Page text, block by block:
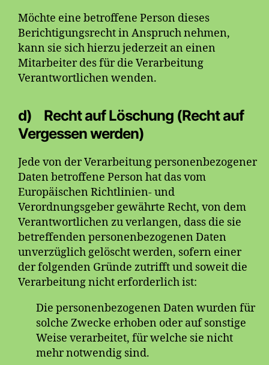
Möchte eine betroffene Person dieses
Berichtigungsrecht in Anspruch nehmen,
kann sie sich hierzu jederzeit an einen
Mitarbeiter des für die Verarbeitung
Verantwortlichen wenden.
d) Recht auf Löschung (Recht auf
Vergessen werden)
Jede von der Verarbeitung personenbezogener
Daten betroffene Person hat das vom
Europäischen Richtlinien- und
Verordnungsgeber gewährte Recht, von dem
Verantwortlichen zu verlangen, dass die sie
betreffenden personenbezogenen Daten
unverzüglich gelöscht werden, sofern einer
der folgenden Gründe zutrifft und soweit die
Verarbeitung nicht erforderlich ist:
Die personenbezogenen Daten wurden für
solche Zwecke erhoben oder auf sonstige
Weise verarbeitet, für welche sie nicht
mehr notwendig sind.